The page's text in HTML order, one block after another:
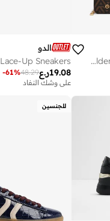
ANNAENDRA Monogram Shoulder Bag with Coin Pouch
الدو
Up Sneakers
ر.ع19.08
48.29
-61%
على وشك النفاد
للجنسين